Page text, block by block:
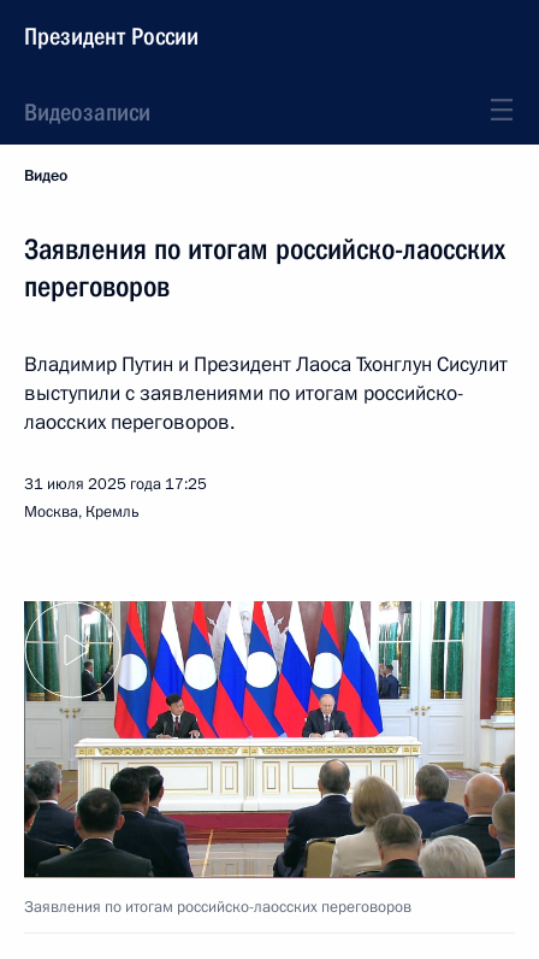
Президент России
Видеозаписи
Видео
Заявления по итогам российско-лаосских
переговоров
Владимир Путин и Президент Лаоса Тхонглун Сисулит
выступили с заявлениями по итогам российско-
лаосских переговоров.
31 июля 2025 года 17:25
Москва, Кремль
Заявления по итогам российско-лаосских переговоров